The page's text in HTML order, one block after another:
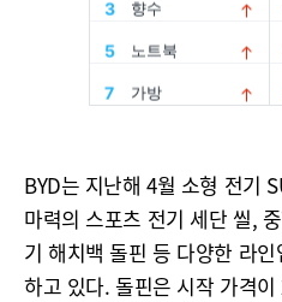
BYD는 지난해 4월 소형 전기
마력의 스포츠 전기 세단 씰,
기 해치백 돌핀 등 다양한 라
하고 있다. 돌핀은 시작 가격